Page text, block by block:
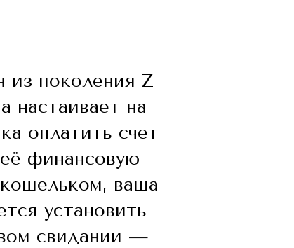
из поколения Z
на
оплатить счет
финансовую
ваша
установить
свидании —